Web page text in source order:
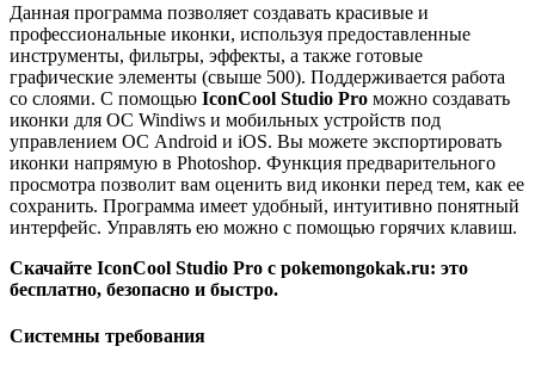
Данная программа позволяет создавать красивые и
профессиональные иконки, используя предоставленные
инструменты, фильтры, эффекты, а также готовые
графические элементы (свыше 500). Поддерживается работа
со слоями. С помощью IconCool Studio Pro можно создавать
иконки для ОС Windiws и мобильных устройств под
управлением ОС Android и iOS. Вы можете экспортировать
иконки напрямую в Photoshop. Функция предварительного
просмотра позволит вам оценить вид иконки перед тем, как ее
сохранить. Программа имеет удобный, интуитивно понятный
интерфейс. Управлять ею можно с помощью горячих клавиш.
Скачайте IconCool Studio Pro с pokemongokak.ru: это
бесплатно, безопасно и быстро.
Системны требования